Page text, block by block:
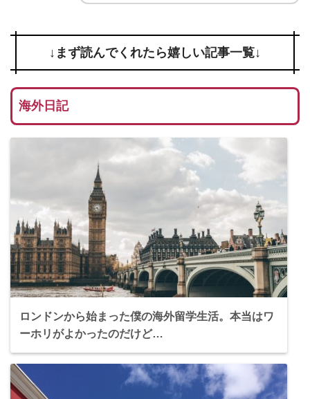
↓まず読んでくれたら嬉しい記事一覧↓
海外日記
ロンドンから始まった僕の海外留学生活。本当はワ
ーホリがよかったのだけど…